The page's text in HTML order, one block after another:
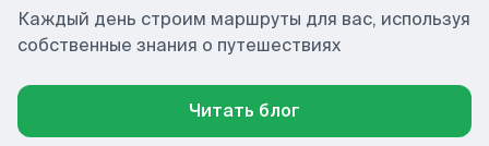
Каждый день строим маршруты для вас, используя
собственные знания о путешествиях
Читать блог